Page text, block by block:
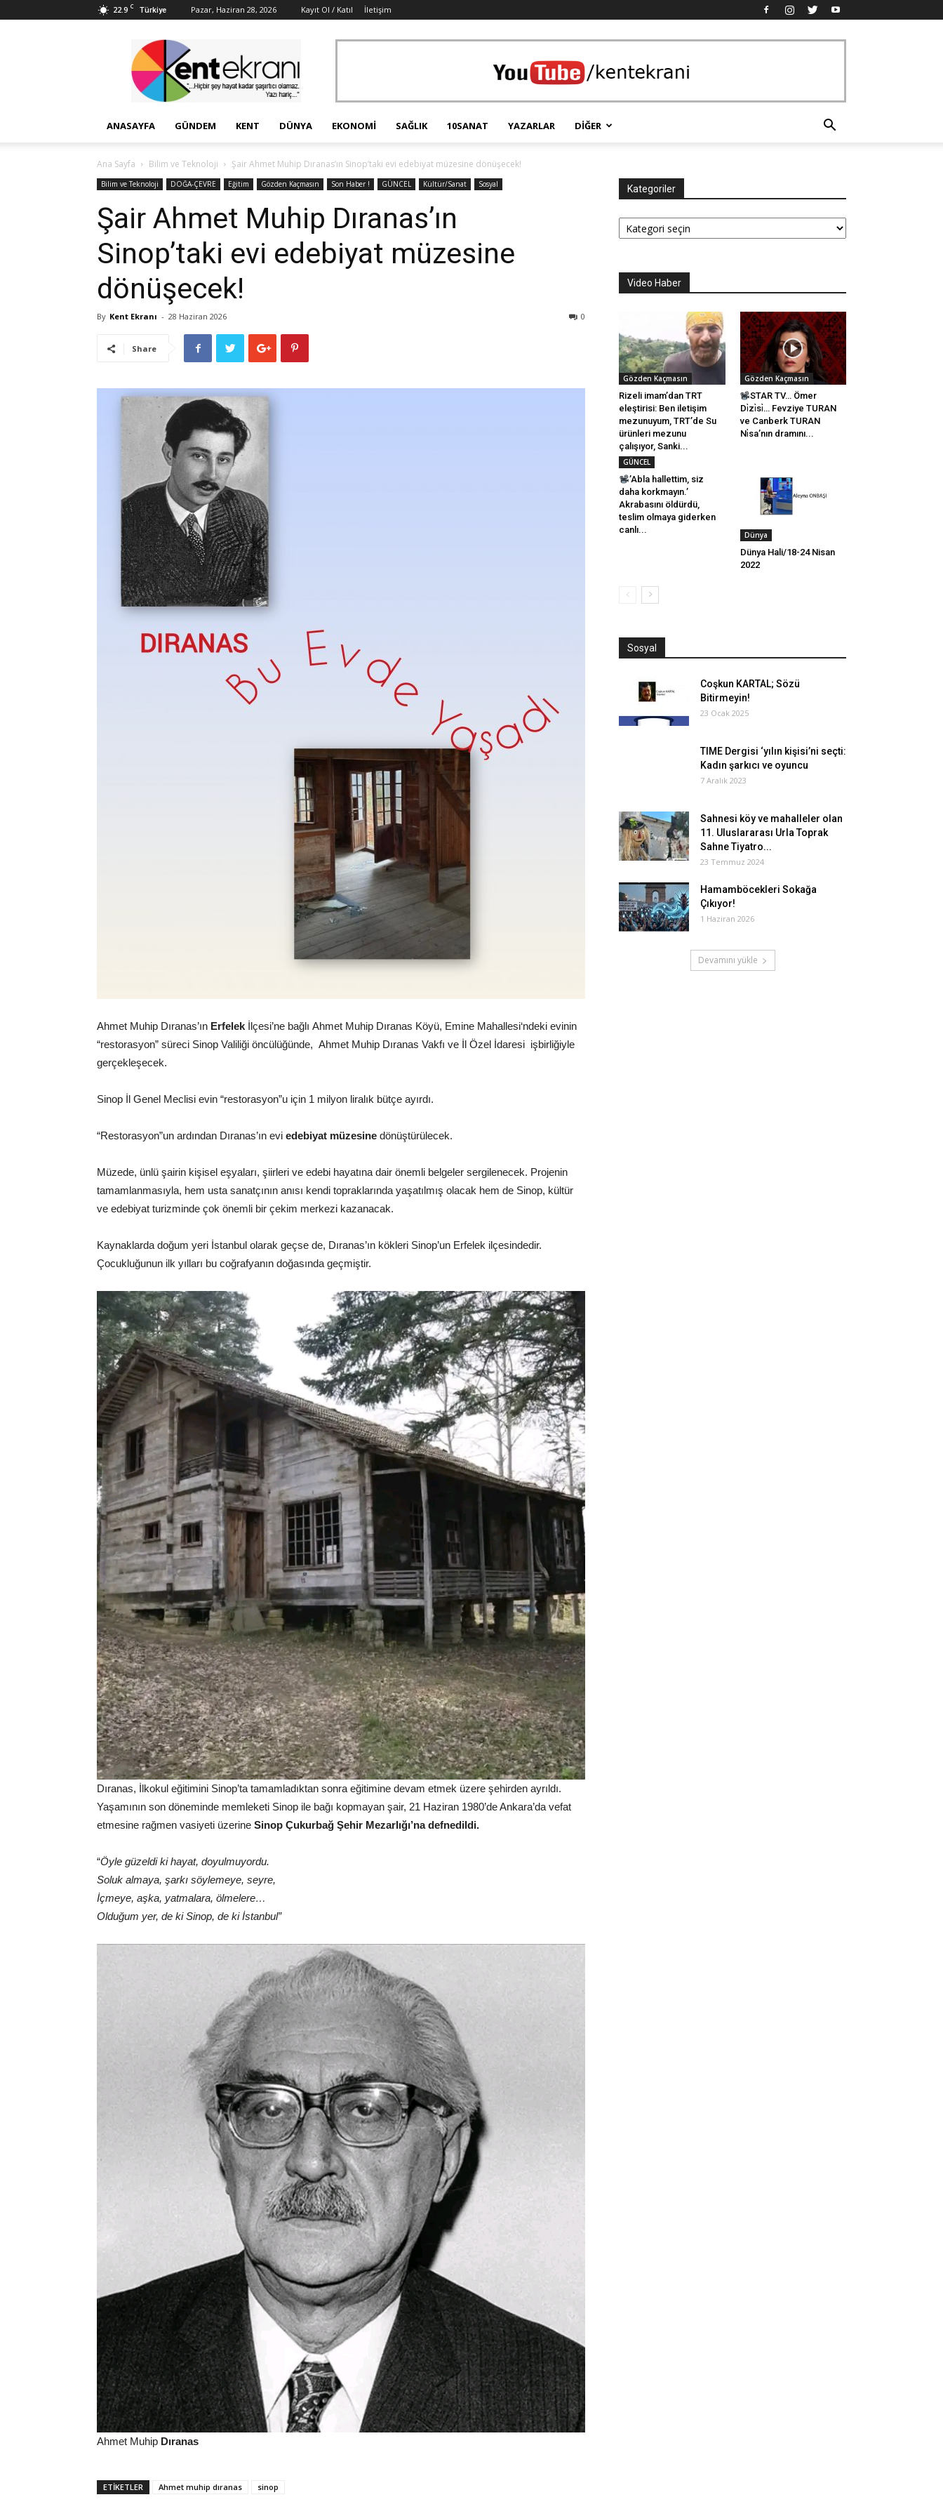
22.9 C Türkiye Pazar, Haziran 28, 2026 Kayıt Ol / Katıl İletişim
Ekranı
ANASAYFA GÜNDEM KENT DÜNYA EKONOMI SAĞLIK 10SANAT YAZARLAR DIĞER
Ana Sayfa Bilim ve Teknoloji Şair Ahmet Muhip Dıranas’ın Sinop’taki evi edebiyat müzesine dönüşecek!
Bilim ve Teknoloji DOĞA-ÇEVRE Eğitim Gözden Kaçmasın Son Haber ! GÜNCEL Kültür/Sanat Sosyal
Şair Ahmet Muhip Dıranas’ın
Sinop’taki evi edebiyat müzesine
dönüşecek!
By Kent Ekranı - 28 Haziran 2026 0
Share
Ahmet Muhip Dıranas’ın Erfelek İlçesi’ne bağlı Ahmet Muhip Dıranas Köyü, Emine Mahallesi‘ndeki evinin
“restorasyon” süreci Sinop Valiliği öncülüğünde, Ahmet Muhip Dıranas Vakfı ve İl Özel İdaresi işbirliğiyle
gerçekleşecek.
Sinop İl Genel Meclisi evin “restorasyon”u için 1 milyon liralık bütçe ayırdı.
“Restorasyon”un ardından Dıranas’ın evi edebiyat müzesine dönüştürülecek.
Müzede, ünlü şairin kişisel eşyaları, şiirleri ve edebi hayatına dair önemli belgeler sergilenecek. Projenin
tamamlanmasıyla, hem usta sanatçının anısı kendi topraklarında yaşatılmış olacak hem de Sinop, kültür
ve edebiyat turizminde çok önemli bir çekim merkezi kazanacak.
Kaynaklarda doğum yeri İstanbul olarak geçse de, Dıranas’ın kökleri Sinop’un Erfelek ilçesindedir.
Çocukluğunun ilk yılları bu coğrafyanın doğasında geçmiştir.
Dıranas, İlkokul eğitimini Sinop’ta tamamladıktan sonra eğitimine devam etmek üzere şehirden ayrıldı.
Yaşamının son döneminde memleketi Sinop ile bağı kopmayan şair, 21 Haziran 1980’de Ankara’da vefat
etmesine rağmen vasiyeti üzerine Sinop Çukurbağ Şehir Mezarlığı’na defnedildi.
“Öyle güzeldi ki hayat, doyulmuyordu.
Soluk almaya, şarkı söylemeye, seyre,
İçmeye, aşka, yatmalara, ölmelere…
Olduğum yer, de ki Sinop, de ki İstanbul”
Ahmet Muhip Dıranas
ETİKETLER Ahmet muhip dıranas sinop
Kategoriler
Kategoriler
Video Haber
Gözden Kaçmasın
Rizeli imam’dan TRT
eleştirisi: Ben iletişim
mezunuyum, TRT’de Su
ürünleri mezunu
çalışıyor, Sanki...
Gözden Kaçmasın
STAR TV… Ömer
Di̇zi̇si̇… Fevziye TURAN
ve Canberk TURAN
Ni̇sa’nın dramını...
GÜNCEL
’Abla hallettim, siz
daha korkmayın.’
Akrabasını öldürdü,
teslim olmaya giderken
canlı...
Dünya
Dünya Hali/18-24 Nisan
2022
Sosyal
Coşkun KARTAL; Sözü
Bitirmeyin!
23 Ocak 2025
TIME Dergisi ‘yılın kişisi’ni seçti:
Kadın şarkıcı ve oyuncu
7 Aralık 2023
Sahnesi köy ve mahalleler olan
11. Uluslararası Urla Toprak
Sahne Tiyatro...
23 Temmuz 2024
Hamamböcekleri Sokağa
Çıkıyor!
1 Haziran 2026
Devamını yükle